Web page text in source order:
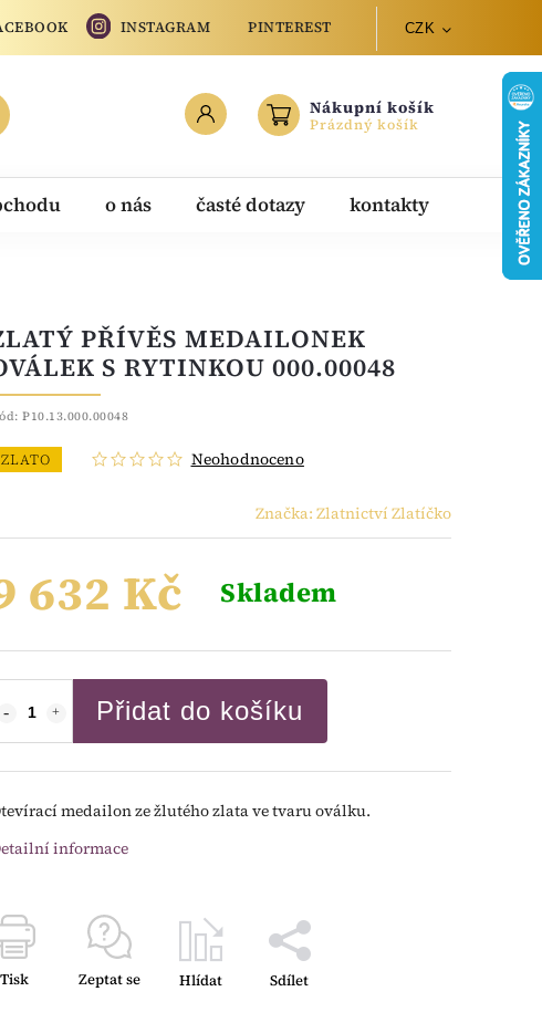
INSTAGRAM PINTEREST CZK
Nákupní košík
Prázdný košík
o nás časté dotazy kontakty
PŘÍVĚS MEDAILONEK
S RYTINKOU 000.00048
P10.13.000.00048
ZLATO Neohodnoceno
Značka: Zlatnictví Zlatíčko
632 Kč Skladem
Přidat do košíku
medailon ze žlutého zlata ve tvaru oválku.
informace
Tisk Zeptat se Hlídat Sdílet